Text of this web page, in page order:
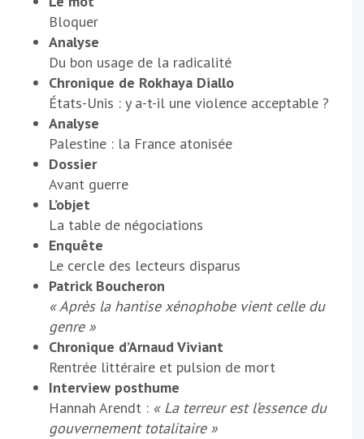
Bloquer
Analyse
Du bon usage de la radicalité
Chronique de Rokhaya Diallo
États-Unis : y a-t-il une violence acceptable ?
Analyse
Palestine : la France atonisée
Dossier
Avant guerre
L’objet
La table de négociations
Enquête
Le cercle des lecteurs disparus
Patrick Boucheron
« Après la hantise xénophobe vient celle du
genre »
Chronique d’Arnaud Viviant
Rentrée littéraire et pulsion de mort
Interview posthume
Hannah Arendt : « La terreur est l’essence du
gouvernement totalitaire »